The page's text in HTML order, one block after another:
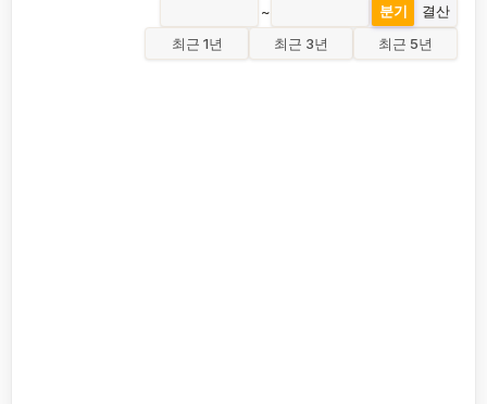
~ 분기
결산
최근 1년
최근 3년 최근 5년